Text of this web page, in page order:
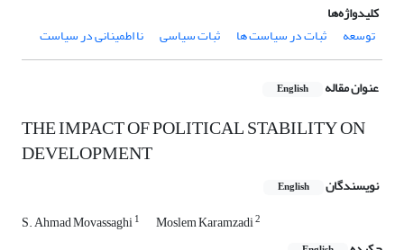
کلیدواژه‌ها
توسعه
ثبات در سیاست ها ثبات سیاسی نا اطمینانی در سیاست
عنوان مقاله English
THE IMPACT OF POLITICAL STABILITY ON
DEVELOPMENT
نویسندگان English
S. Ahmad Movassaghi1 Moslem Karamzadi2